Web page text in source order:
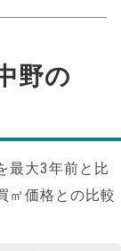
野の
最大3年前と比
㎡価格との比較